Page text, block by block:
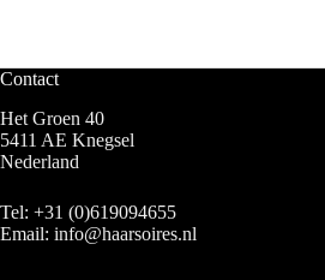
Contact
Het Groen 40
5411 AE Knegsel
Nederland
Tel: +31 (0)619094655
Email: info@haarsoires.nl